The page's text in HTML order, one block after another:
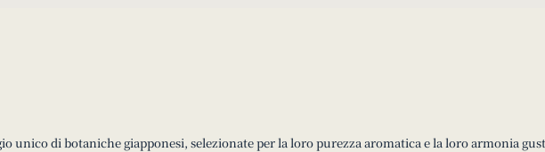
unico di botaniche giapponesi, selezionate per la loro purezza aromatica e la loro armonia